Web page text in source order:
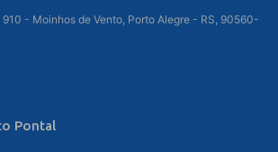
910 - Moinhos de Vento, Porto Alegre - RS, 90560-
Pontal